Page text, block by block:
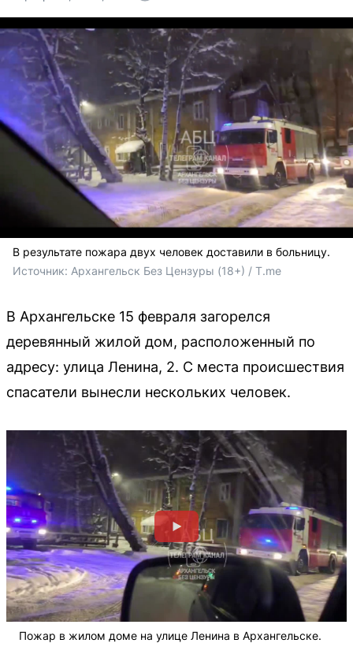
В результате пожара двух человек доставили в больницу.
Источник: Архангельск Без Цензуры (18+) / T.me
В Архангельске 15 февраля загорелся
деревянный жилой дом, расположенный по
адресу: улица Ленина, 2. С места происшествия
спасатели вынесли нескольких человек.
Пожар в жилом доме на улице Ленина в Архангельске.